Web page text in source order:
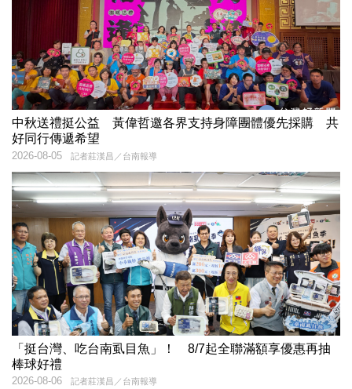
中秋送禮挺公益 黃偉哲邀各界支持身障團體優先採購 共
好同行傳遞希望
記者莊漢昌／台南報導
2026-08-05
「挺台灣、吃台南虱目魚」！ 8/7起全聯滿額享優惠再抽
棒球好禮
記者莊漢昌／台南報導
2026-08-06